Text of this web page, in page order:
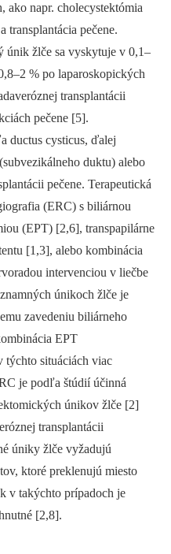
ako napr. cholecystektómia
transplantácia pečene.
žlče sa vyskytuje v 0,1–
% po laparoskopických
transplantácii
pečene [5].
ductus cysticus, ďalej
duktu) alebo
pečene. Terapeutická
(ERC) s biliárnou
(EPT) [2,6], transpapilárne
[1,3], alebo kombinácia
intervenciou v liečbe
únikoch žlče je
zavedeniu biliárneho
EPT
týchto situáciách viac
je podľa štúdií účinná
únikov žlče [2]
transplantácii
úniky žlče vyžadujú
ktoré preklenujú miesto
v takýchto prípadoch je
[2,8].